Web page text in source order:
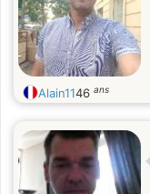
Alain1146 ans